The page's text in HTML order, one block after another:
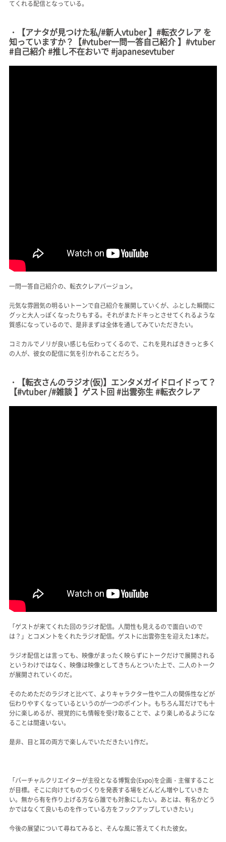
てくれる配信となっている。
・【アナタが見つけた私/#新人vtuber 】#転衣クレア を
知っていますか？【#vtuber一問一答自己紹介 】#vtuber
#自己紹介 #推し不在おいで #japanesevtuber
一問一答自己紹介の、転衣クレアバージョン。
元気な雰囲気の明るいトーンで自己紹介を展開していくが、ふとした瞬間に
グッと大人っぽくなったりもする。それがまたドキっとさせてくれるような
質感になっているので、是非まずは全体を通してみていただきたい。
コミカルでノリが良い感じも伝わってくるので、これを見ればききっと多く
の人が、彼女の配信に気を引かれることだろう。
・【転衣さんのラジオ(仮)】エンタメガイドロイドって？
【#vtuber /#雑談 】ゲスト回 #出雲弥生 #転衣クレア
「ゲストが来てくれた回のラジオ配信。人間性も見えるので面白いので
は？」とコメントをくれたラジオ配信。ゲストに出雲弥生を迎えた1本だ。
ラジオ配信とは言っても、映像がまったく映らずにトークだけで展開される
というわけではなく、映像は映像としてきちんとついた上で、二人のトーク
が展開されていくのだ。
そのためただのラジオと比べて、よりキャラクター性や二人の関係性などが
伝わりやすくなっているというのが一つのポイント。もちろん耳だけでも十
分に楽しめるが、視覚的にも情報を受け取ることで、より楽しめるようにな
ることは間違いない。
是非、目と耳の両方で楽しんでいただきたい1作だ。
「バーチャルクリエイターが主役となる博覧会(Expo)を企画・主催すること
が目標。そこに向けてものづくりを発表する場をどんどん増やしていきた
い。無から有を作り上げる方なら誰でも対象にしたい。あとは、有名かどう
かではなくて良いものを作っている方をフックアップしていきたい」
今後の展望について尋ねてみると、そんな風に答えてくれた彼女。